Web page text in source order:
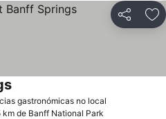
Partilhar
gastronómicas no local
km de Banff National Park